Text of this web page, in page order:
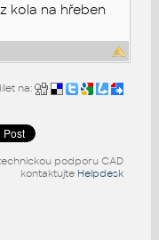
kola na hřeben
na:
podporu CAD
kontaktujte Helpdesk